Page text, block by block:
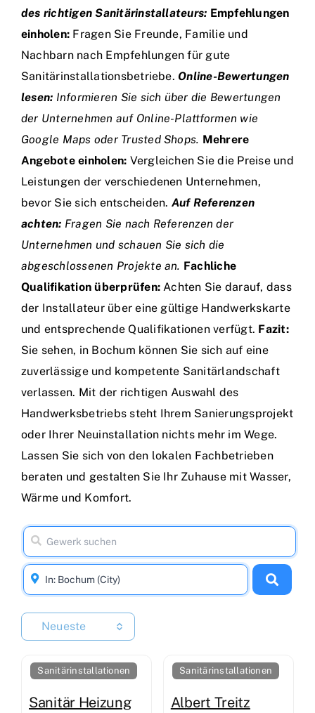
des richtigen Sanitärinstallateurs: Empfehlungen
einholen: Fragen Sie Freunde, Familie und
Nachbarn nach Empfehlungen für gute
Sanitärinstallationsbetriebe. Online-Bewertungen
lesen: Informieren Sie sich über die Bewertungen
der Unternehmen auf Online-Plattformen wie
Google Maps oder Trusted Shops. Mehrere
Angebote einholen: Vergleichen Sie die Preise und
Leistungen der verschiedenen Unternehmen,
bevor Sie sich entscheiden. Auf Referenzen
achten: Fragen Sie nach Referenzen der
Unternehmen und schauen Sie sich die
abgeschlossenen Projekte an. Fachliche
Qualifikation überprüfen: Achten Sie darauf, dass
der Installateur über eine gültige Handwerkskarte
und entsprechende Qualifikationen verfügt. Fazit:
Sie sehen, in Bochum können Sie sich auf eine
zuverlässige und kompetente Sanitärlandschaft
verlassen. Mit der richtigen Auswahl des
Handwerksbetriebs steht Ihrem Sanierungsprojekt
oder Ihrer Neuinstallation nichts mehr im Wege.
Lassen Sie sich von den lokalen Fachbetrieben
beraten und gestalten Sie Ihr Zuhause mit Wasser,
Wärme und Komfort.
Neueste
Sanitärinstallationen
Sanitär Heizung
Sanitärinstallationen
Albert Treitz